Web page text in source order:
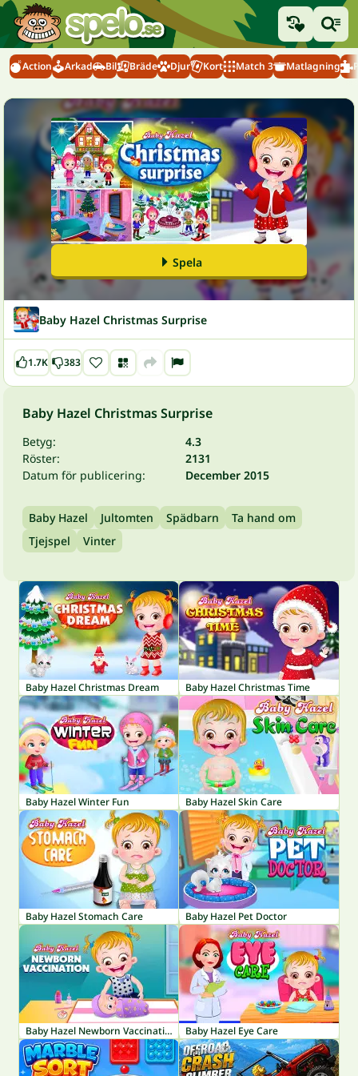
Action Arkad Bil Bräde Djur Kort Match 3 Matlagning
Spela
Baby Hazel Christmas Surprise
1.7K 383
Baby Hazel Christmas Surprise
Betyg:
4.3
Röster:
2131
Datum för publicering:
December 2015
Baby Hazel Jultomten Spädbarn
Ta hand om
Tjejspel
Vinter
Baby Hazel Christmas Dream Baby Hazel Christmas Time
Baby Hazel Winter Fun Baby Hazel Skin Care
Baby Hazel Stomach Care Baby Hazel Pet Doctor
Baby Hazel Newborn Vaccination Baby Hazel Eye Care